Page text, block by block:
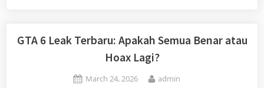
GTA 6 Leak Terbaru: Apakah Semua Benar atau
Hoax Lagi?
Posted
March 24, 2026 By
admin